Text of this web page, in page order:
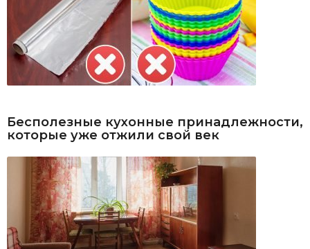
Бесполезные кухонные принадлежности,
которые уже отжили свой век